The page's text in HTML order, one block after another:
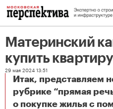
Материнский
купить
29 мая 2024 13:51
Итак, представляем
рубрике “прямая
о покупке жилья с